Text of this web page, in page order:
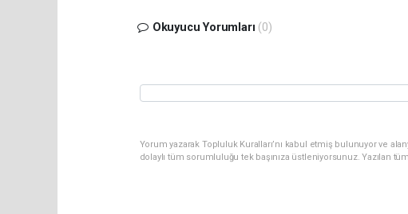
Okuyucu Yorumları (0)
Yorum yazarak Topluluk Kuralları’nı kabul etmiş bulunuyor ve
dolaylı tüm sorumluluğu tek başınıza üstleniyorsunuz. Yazılan